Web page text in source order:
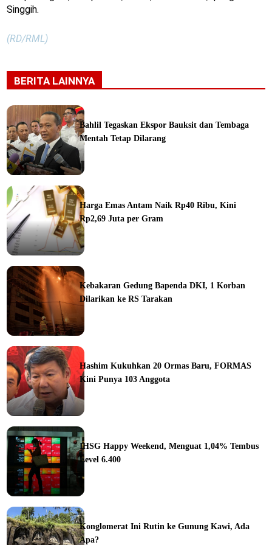
Singgih.
(RD/RML)
BERITA LAINNYA
Bahlil Tegaskan Ekspor Bauksit dan Tembaga
Mentah Tetap Dilarang
Harga Emas Antam Naik Rp40 Ribu, Kini
Rp2,69 Juta per Gram
Kebakaran Gedung Bapenda DKI, 1 Korban
Dilarikan ke RS Tarakan
Hashim Kukuhkan 20 Ormas Baru, FORMAS
Kini Punya 103 Anggota
IHSG Happy Weekend, Menguat 1,04% Tembus
Level 6.400
Konglomerat Ini Rutin ke Gunung Kawi, Ada
Apa?